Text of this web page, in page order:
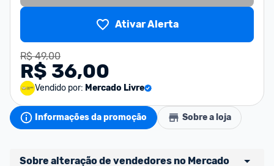
Ativar Alerta
R$ 49,00
R$ 36,00
Vendido por: Mercado Livre
Informações da promoção Sobre a loja
Sobre alteração de vendedores no Mercado